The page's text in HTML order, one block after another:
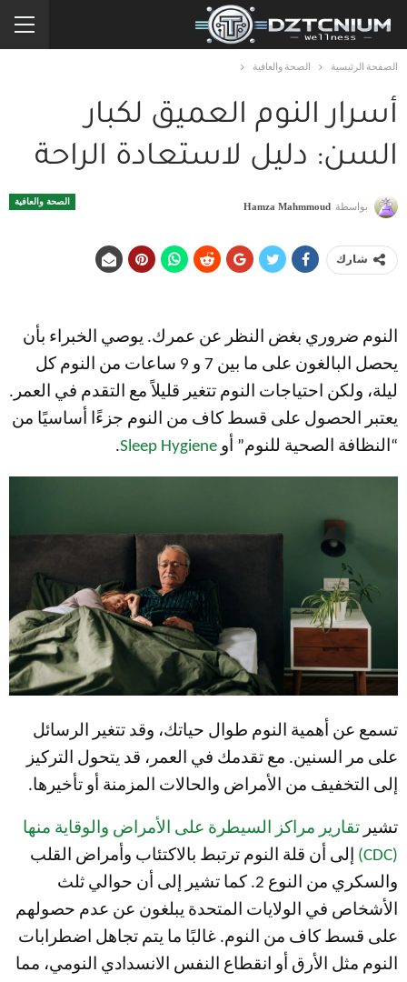
الصفحة الرئيسية الصحة والعافية
أسرار النوم العميق لكبار
السن: دليل لاستعادة الراحة
الصحة والعافية بواسطة Hamza Mahmmoud
شارك
النوم ضروري بغض النظر عن عمرك. يوصي الخبراء بأن
يحصل البالغون على ما بين 7 و 9 ساعات من النوم كل
ليلة، ولكن احتياجات النوم تتغير قليلاً مع التقدم في العمر.
يعتبر الحصول على قسط كاف من النوم جزءًا أساسيًا من
“النظافة الصحية للنوم” أو Sleep Hygiene
.
تسمع عن أهمية النوم طوال حياتك، وقد تتغير الرسائل
على مر السنين. مع تقدمك في العمر، قد يتحول التركيز
إلى التخفيف من الأمراض والحالات المزمنة أو تأخيرها.
تشير تقارير مراكز السيطرة على الأمراض والوقاية منها
(CDC)
إلى أن قلة النوم ترتبط بالاكتئاب وأمراض القلب
والسكري من النوع 2. كما تشير إلى أن حوالي ثلث
الأشخاص في الولايات المتحدة يبلغون عن عدم حصولهم
على قسط كاف من النوم. غالبًا ما يتم تجاهل اضطرابات
النوم مثل الأرق أو انقطاع النفس الانسدادي النومي، مما